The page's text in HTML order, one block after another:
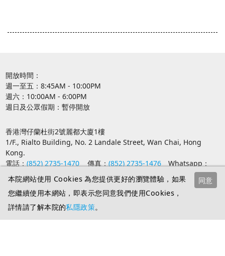
開放時間：
週一至五：8:45AM - 10:00PM
週六：10:00AM - 6:00PM
週日及公眾假期：暫停開放
香港灣仔蘭杜街2號麗都大廈1樓
1/F., Rialto Building, No. 2 Landale Street, Wan Chai, Hong
Kong.
電話： (852) 2735-1470傳真： (852) 2735-1476Whatsapp：
(852) 9735-8226
電郵：spcl@abs.eduFacebook：SPCL 建道教牧及信徒領袖學
院IG：abs_spcl
按此加入Whatsapp 社群獲取最新課程資訊
同意
本院網站使用 Cookies 為您提供更好的瀏覽體驗，如果
您繼續使用本網站，即表示您同意我們使用Cookies，
詳情請了解本院的私隱政策。